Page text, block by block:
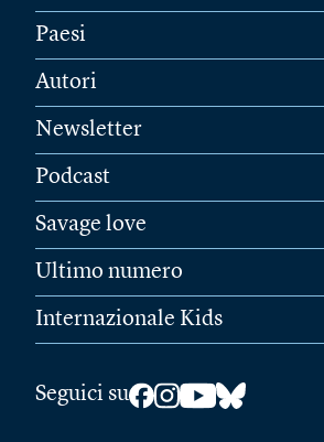
Paesi
Autori
Newsletter
Podcast
Savage love
Ultimo numero
Internazionale Kids
Seguici su